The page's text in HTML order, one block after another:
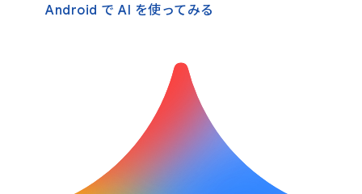
Android で AI を使ってみる